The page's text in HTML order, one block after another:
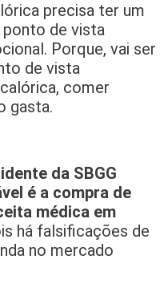
precisa ter um
de vista
Porque, vai ser
de vista
comer
gasta.
da SBGG
é a compra de
médica em
há falsificações de
no mercado